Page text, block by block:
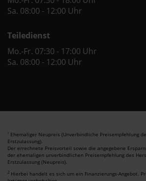
Sa. 08:00 - 12:00 Uhr
Teiledienst
Mo.-Fr. 07:30 - 17:00 Uhr
Sa. 08:00 - 12:00 Uhr
1 Ehemaliger Neupreis (Unverbindliche Preisempfehlung
Erstzulassung).
Der errechnete Preisvorteil sowie die angegebene
der ehemaligen unverbindlichen Preisempfehlung des
Erstzulassung (Neupreis).
2 Hierbei handelt es sich um ein Finanzierungs-Angebot.